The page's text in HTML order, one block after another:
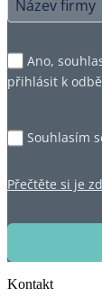
Ano,
přihlásit k
Souhlasím
Přečtěte si je
Kontakt